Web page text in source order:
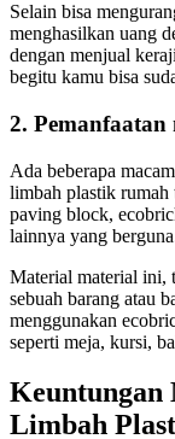
Selain bisa
menghasilkan uang
dengan menjual
begitu kamu bisa
2.
Ada beberapa
limbah plastik rumah
paving block,
lainnya yang
Material material ini,
sebuah barang atau
menggunakan
seperti meja, kursi,
Keuntungan
Limbah